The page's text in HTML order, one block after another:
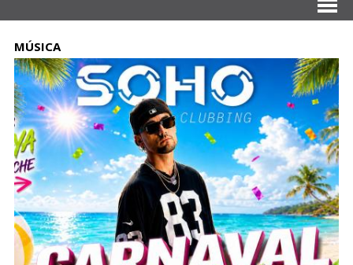
MÚSICA